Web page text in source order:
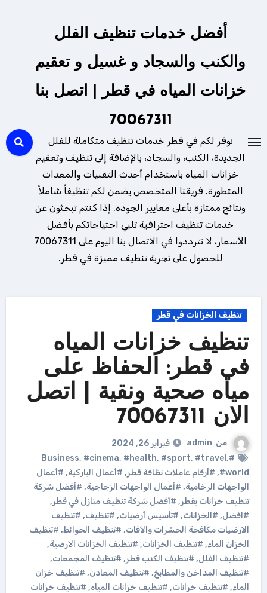
أفضل خدمات تنظيف الفلل
والكنب والسجاد و غسيل و تعقيم
خزانات المياه في قطر | اتصل بنا
70067311
نوفر لكم في قطر خدمات تنظيف متكاملة للفلل
الجديدة، الكنب، والسجاد، بالإضافة إلى تنظيف وتعقيم
خزانات المياه باستخدام أحدث التقنيات والمعدات
المتطورة. فريقنا المتخصص يضمن لكم تنظيفاً شاملاً
ونتائج ممتازة بأعلى معايير الجودة. إذا كنتم تبحثون عن
خدمات تنظيف احترافية تلبي احتياجاتكم بأفضل
الأسعار، لا تترددوا في الاتصال بنا اليوم على 70067311
للحصول على تجربة تنظيف مميزة في قطر.
تنظيف الخزانات في قطر
تنظيف خزانات المياه
في قطر: الحفاظ على
مياه صحية ونقية | اتصل
الان 70067311
من admin
فبراير 26, 2024
#Business
, #cinema, #health, #sport, #travel,
#world
, #أرقام عاملات نظافة قطر, #أعمال الباركية, #أعمال
الواجهات الرخامية, #أعمال الواجهات الزجاجية, #أفضل شركة
تنظيف خزانات بقطر, #أفضل شركة تنظيف منازل في قطر,
#افضل, #الخزانات, #تأسيس أرضيات, #تنظيف, #تنظيف
الارضيات مكافحة الحشرات والآفات, #تنظيف الحوائط, #تنظيف
الخزان الماء, #تنظيف الخزانات, #تنظيف الخزانات الارضية,
#تنظيف الفلل, #تنظيف الكنب قطر, #تنظيف المجمعات,
#تنظيف المداخن والمطابخ, #تنظيف المعادن, #تنظيف خزان
الماء, #تنظيف خزانات, #تنظيف خزانات المياه, #تنظيف خزانات